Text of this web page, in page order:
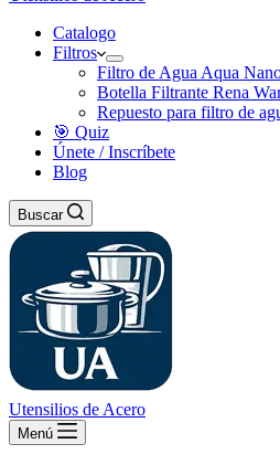
Catalogo
Filtros
Filtro de Agua Aqua
Botella Filtrante Rena
Repuesto para filtro de
🎯 Quiz
Únete / Inscríbete
Blog
Buscar
Utensilios de Acero
Menú